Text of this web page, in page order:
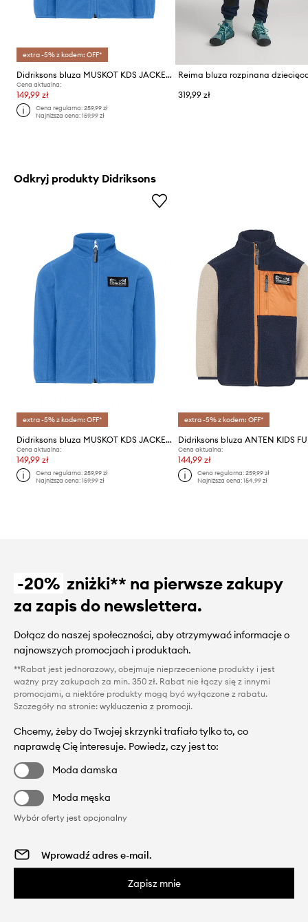
extra -5% z kodem: OFF*
Didriksons bluza MUSKOT KDS JACKET
Cena aktualna:
149,99 zł
Cena regularna:259,99 zł
Najniższa cena:159,99 zł
319,99 zł
Odkryj produkty Didriksons
extra -5% z kodem: OFF*
Didriksons bluza MUSKOT KDS JACKET
Cena aktualna:
149,99 zł
Cena regularna:259,99 zł
Najniższa cena:159,99 zł
extra -5% z kodem: OFF*
Didriksons bluza ANTEN KIDS
Cena aktualna:
144,99 zł
Cena regularna: 259,99 zł
Najniższa cena: 154,99 zł
-20% zniżki** na pierwsze zakupy
za zapis do newslettera.
Dołącz do naszej społeczności, aby otrzymywać informacje o
najnowszych promocjach i produktach.
**Rabat jest jednorazowy, obejmuje nieprzecenione produkty i jest
ważny przy zakupach za min. 350 zł. Rabat nie łączy się z innymi
promocjami, a niektóre produkty mogą być wyłączone z rabatu.
Szczegóły na stronie: wykluczenia z promocji.
Chcemy, żeby do Twojej skrzynki trafiało tylko to, co
naprawdę Cię interesuje. Powiedz, czy jest to:
Moda damska
Moda męska
Wybór oferty jest opcjonalny
Zapisz mnie